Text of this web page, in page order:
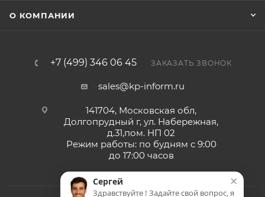
О КОМПАНИИ
+7 (499) 346 06 45 ЗАКАЗАТЬ ЗВОНОК
sales@kp-inform.ru
141704, Московская обл,
Долгопрудный г, ул. Набережная,
д.31,пом. НП 02
Режим работы: по будням с 9:00
до 17:00 часов
×
Сергей
Здравствуйте ! Задайте свой вопрос, я